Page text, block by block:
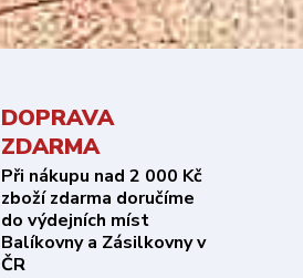
DOPRAVA
ZDARMA
Při nákupu nad 2 000 Kč
zboží zdarma doručíme
do výdejních míst
Balíkovny a Zásilkovny v
ČR